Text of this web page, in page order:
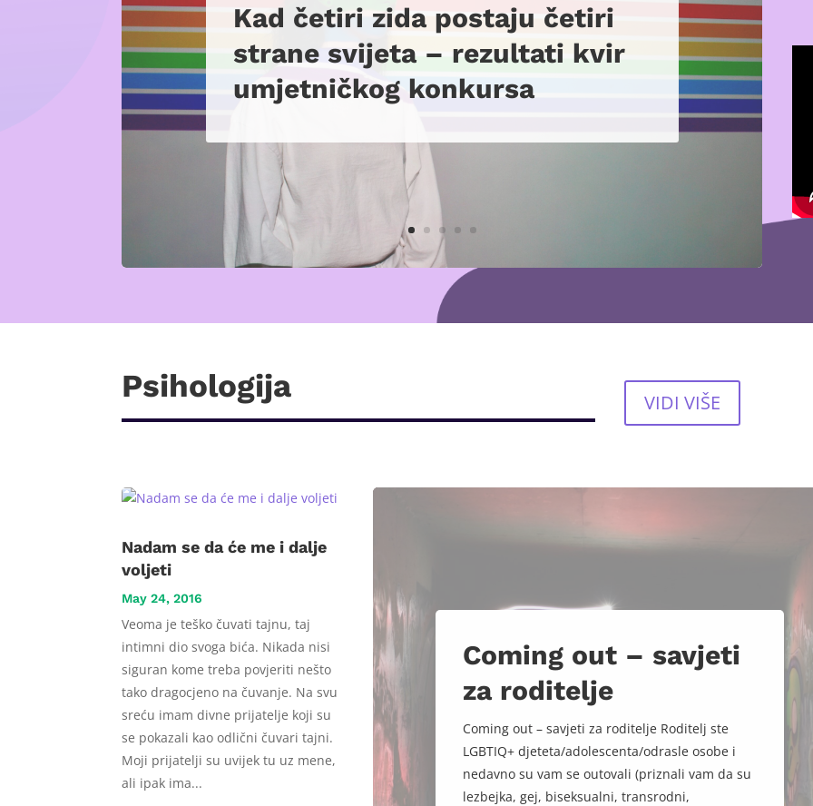
Kad četiri zida postaju četiri
strane svijeta – rezultati kvir
umjetničkog konkursa
Psihologija VIDI VIŠE
Nadam se da će me i dalje
voljeti
May 24, 2016
Veoma je teško čuvati tajnu, taj
intimni dio svoga bića. Nikada nisi
siguran kome treba povjeriti nešto
tako dragocjeno na čuvanje. Na svu
sreću imam divne prijatelje koji su
se pokazali kao odlični čuvari tajni.
Moji prijatelji su uvijek tu uz mene,
ali ipak ima...
Coming out – savjeti
za roditelje
Coming out – savjeti za roditelje Roditelj ste
LGBTIQ+ djeteta/adolescenta/odrasle osobe i
nedavno su vam se outovali (priznali vam da su
lezbejka, gej, biseksualni, transrodni,